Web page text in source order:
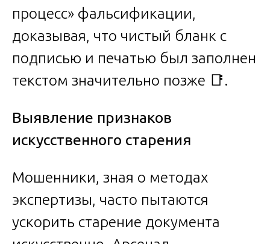
процесс» фальсификации,
доказывая, что чистый бланк с
подписью и печатью был заполнен
текстом значительно позже 📑.
Выявление признаков
искусственного старения
Мошенники, зная о методах
экспертизы, часто пытаются
ускорить старение документа